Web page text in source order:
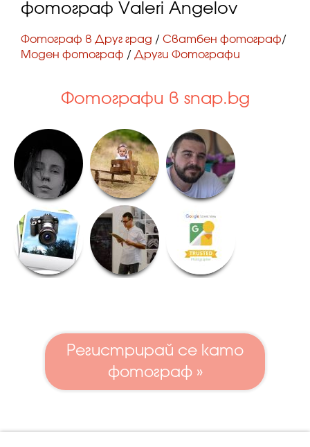
фотограф Valeri Angelov
Фотограф в Друг град / Сватбен фотограф/
Моден фотограф / Други Фотографи
Фотографи в snap.bg
Регистрирай се като
фотограф »